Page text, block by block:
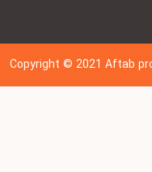
Copyright © 202 1Aftab